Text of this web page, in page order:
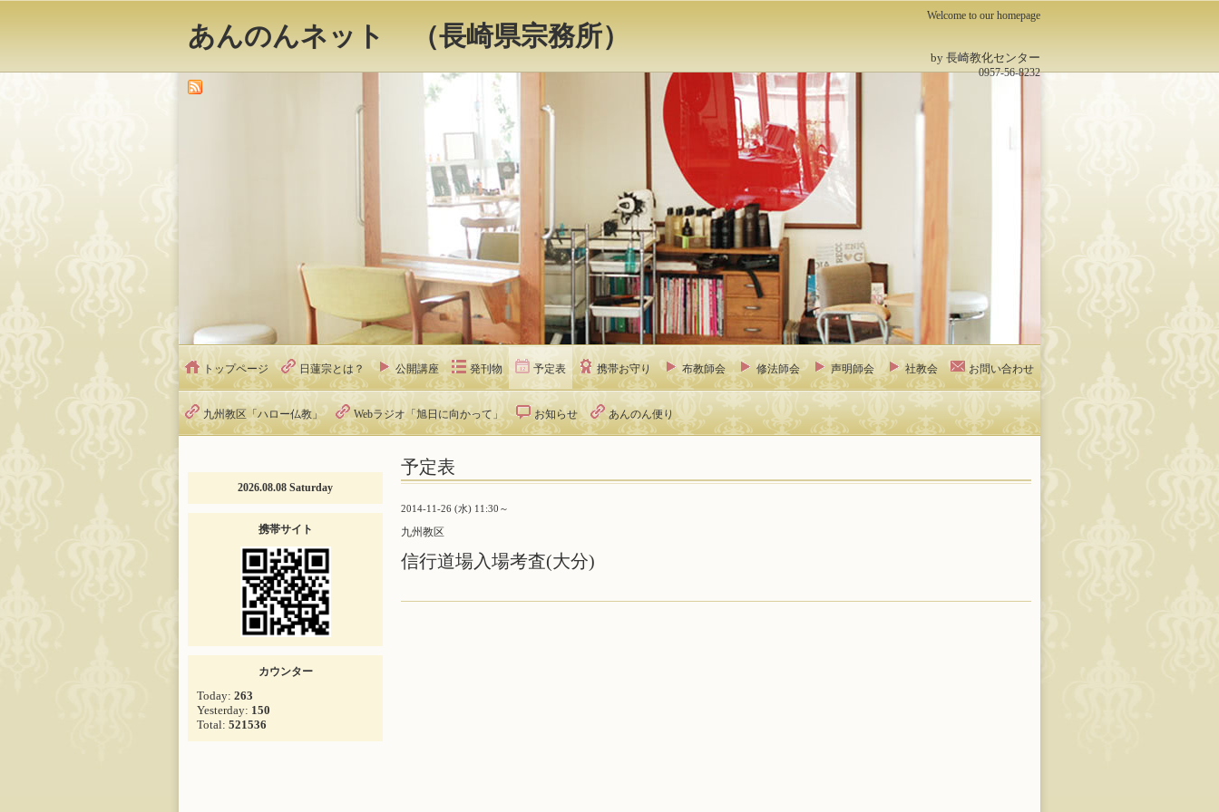
あんのんネット （長崎県宗務所）
Welcome to our homepage
by 長崎教化センター
0957-56-8232
トップページ 日蓮宗とは？ 公開講座 発刊物 予定表 携帯お守り 布教師会 修法師会 声明師会 社教会 お問い合わせ
九州教区「ハロー仏教」 Webラジオ「旭日に向かって」 お知らせ あんのん便り
予定表
2014-11-26 (水) 11:30～
九州教区
信行道場入場考査(大分)
2026.08.08 Saturday
携帯サイト
カウンター
Today: 263
Yesterday: 150
Total: 521536